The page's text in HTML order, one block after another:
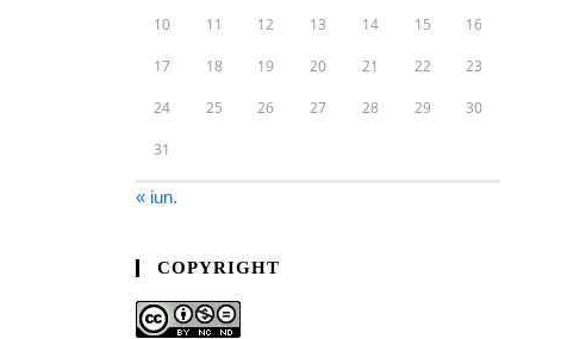
10 11 12 13 14 15 16
17 18 19 20 21 22 23
24 25 26 27 28 29 30
31
« iun.
COPYRIGHT